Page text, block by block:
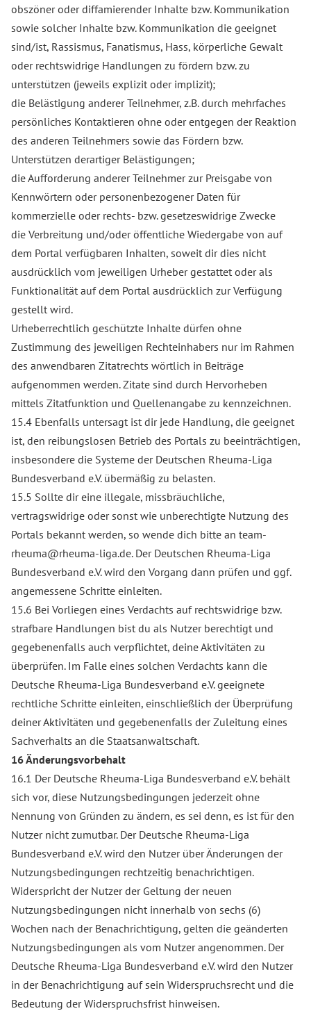
obszöner oder diffamierender Inhalte bzw. Kommunikation
sowie solcher Inhalte bzw. Kommunikation die geeignet
sind/ist, Rassismus, Fanatismus, Hass, körperliche Gewalt
oder rechtswidrige Handlungen zu fördern bzw. zu
unterstützen (jeweils explizit oder implizit);
die Belästigung anderer Teilnehmer, z.B. durch mehrfaches
persönliches Kontaktieren ohne oder entgegen der Reaktion
des anderen Teilnehmers sowie das Fördern bzw.
Unterstützen derartiger Belästigungen;
die Aufforderung anderer Teilnehmer zur Preisgabe von
Kennwörtern oder personenbezogener Daten für
kommerzielle oder rechts- bzw. gesetzeswidrige Zwecke
die Verbreitung und/oder öffentliche Wiedergabe von auf
dem Portal verfügbaren Inhalten, soweit dir dies nicht
ausdrücklich vom jeweiligen Urheber gestattet oder als
Funktionalität auf dem Portal ausdrücklich zur Verfügung
gestellt wird.
Urheberrechtlich geschützte Inhalte dürfen ohne
Zustimmung des jeweiligen Rechteinhabers nur im Rahmen
des anwendbaren Zitatrechts wörtlich in Beiträge
aufgenommen werden. Zitate sind durch Hervorheben
mittels Zitatfunktion und Quellenangabe zu kennzeichnen.
15.4 Ebenfalls untersagt ist dir jede Handlung, die geeignet
ist, den reibungslosen Betrieb des Portals zu beeinträchtigen,
insbesondere die Systeme der Deutschen Rheuma-Liga
Bundesverband e.V. übermäßig zu belasten.
15.5 Sollte dir eine illegale, missbräuchliche,
vertragswidrige oder sonst wie unberechtigte Nutzung des
Portals bekannt werden, so wende dich bitte an team-
rheuma@rheuma-liga.de. Der Deutschen Rheuma-Liga
Bundesverband e.V. wird den Vorgang dann prüfen und ggf.
angemessene Schritte einleiten.
15.6 Bei Vorliegen eines Verdachts auf rechtswidrige bzw.
strafbare Handlungen bist du als Nutzer berechtigt und
gegebenenfalls auch verpflichtet, deine Aktivitäten zu
überprüfen. Im Falle eines solchen Verdachts kann die
Deutsche Rheuma-Liga Bundesverband e.V. geeignete
rechtliche Schritte einleiten, einschließlich der Überprüfung
deiner Aktivitäten und gegebenenfalls der Zuleitung eines
Sachverhalts an die Staatsanwaltschaft.
16 Änderungsvorbehalt
16.1 Der Deutsche Rheuma-Liga Bundesverband e.V. behält
sich vor, diese Nutzungsbedingungen jederzeit ohne
Nennung von Gründen zu ändern, es sei denn, es ist für den
Nutzer nicht zumutbar. Der Deutsche Rheuma-Liga
Bundesverband e.V. wird den Nutzer über Änderungen der
Nutzungsbedingungen rechtzeitig benachrichtigen.
Widerspricht der Nutzer der Geltung der neuen
Nutzungsbedingungen nicht innerhalb von sechs (6)
Wochen nach der Benachrichtigung, gelten die geänderten
Nutzungsbedingungen als vom Nutzer angenommen. Der
Deutsche Rheuma-Liga Bundesverband e.V. wird den Nutzer
in der Benachrichtigung auf sein Widerspruchsrecht und die
Bedeutung der Widerspruchsfrist hinweisen.